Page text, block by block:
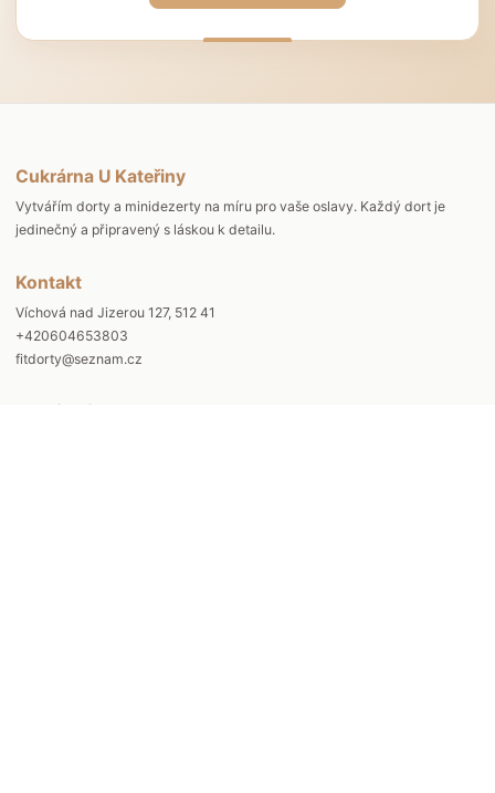
Cukrárna U Kateřiny
Vytvářím dorty a minidezerty na míru pro vaše oslavy. Každý dort je
jedinečný a připravený s láskou k detailu.
Kontakt
Víchová nad Jizerou 127, 512 41
+420604653803
fitdorty@seznam.cz
Otevírací doba